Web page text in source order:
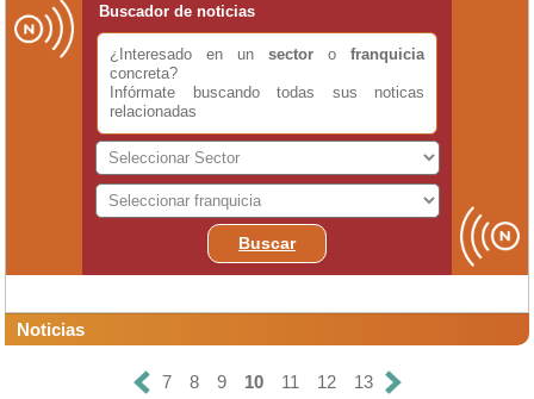
Buscador de noticias
¿Interesado en un sector o franquicia
concreta?
Infórmate buscando todas sus noticas
relacionadas
Buscar
Noticias
7 8 9 10 11 12 13